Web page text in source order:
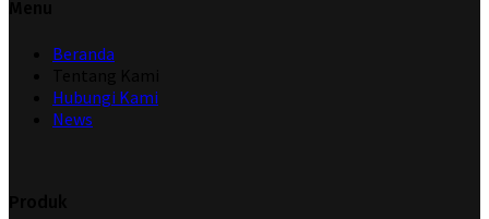
Beranda
Hubungi Kami
News